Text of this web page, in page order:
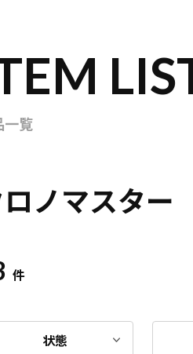
一覧
ノマスタ
件
状態